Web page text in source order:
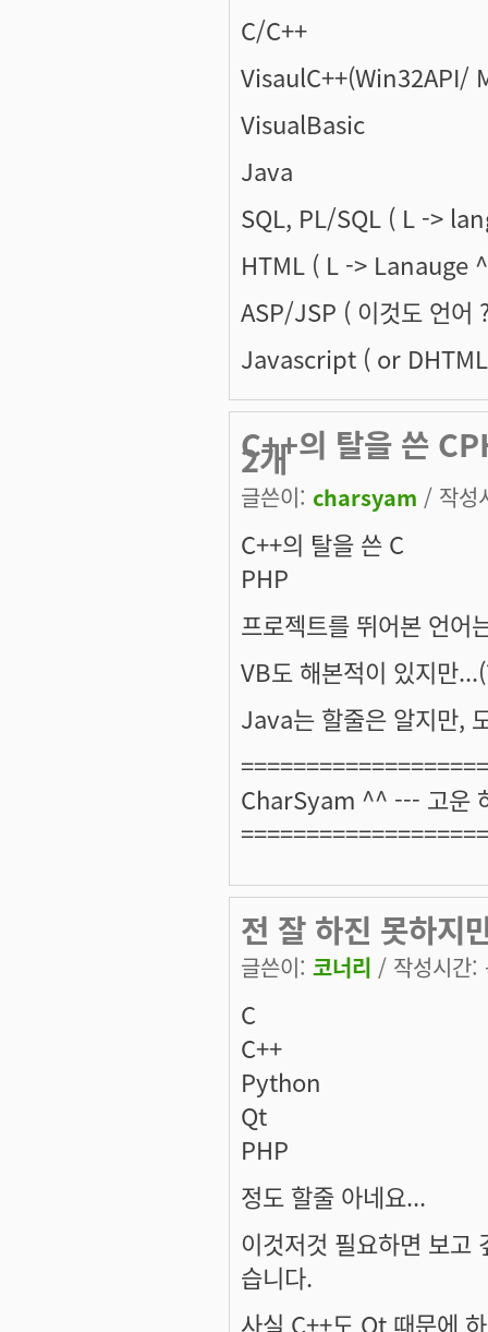
C/C++
VisaulC++(Win32API/
VisualBasic
Java
SQL, PL/SQL ( L ->
HTML ( L -> Lanauge
ASP/JSP ( 이것도 언어
Javascript ( or
C++의 탈을 쓴
2개
글쓴이: charsyam / 작성
C++의 탈을 쓴 C
PHP
프로젝트를 뛰어본 언어
VB도 해본적이 있지만
Java는 할줄은 알지만,
CharSyam ^^ --- 고운
전 잘 하진 못하지
글쓴이: 코너리 / 작성시간
C
C++
Python
Qt
PHP
정도 할줄 아네요...
이것저것 필요하면 보고
습니다.
사실 C++도 Qt 때문에